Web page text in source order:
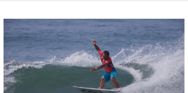
会員メニュー
今月のプレゼント
ショップ情報
千葉北
ウラナミ
お知らせ
その他